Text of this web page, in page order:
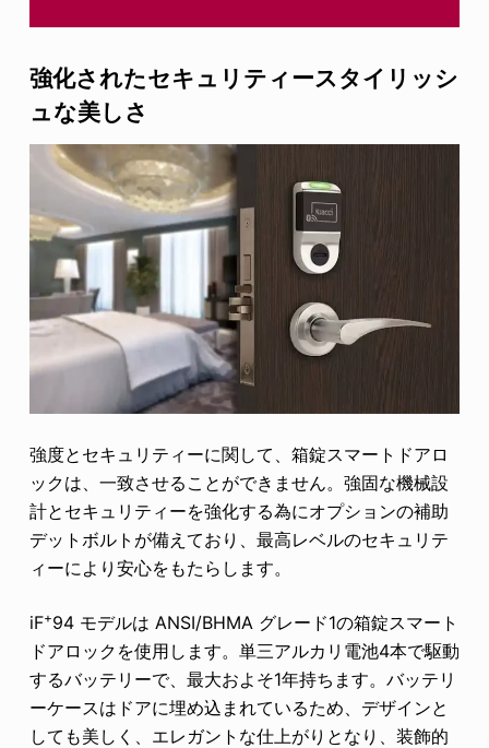
強化されたセキュリティースタイリッシ
ュな美しさ
強度とセキュリティーに関して、箱錠スマートドアロ
ックは、一致させることができません。強固な機械設
計とセキュリティーを強化する為にオプションの補助
デットボルトが備えており、最高レベルのセキュリテ
ィーにより安心をもたらします。
iF+94 モデルは ANSI/BHMA グレード1の箱錠スマート
ドアロックを使用します。単三アルカリ電池4本で駆動
するバッテリーで、最大およそ1年持ちます。バッテリ
ーケースはドアに埋め込まれているため、デザインと
しても美しく、エレガントな仕上がりとなり、装飾的